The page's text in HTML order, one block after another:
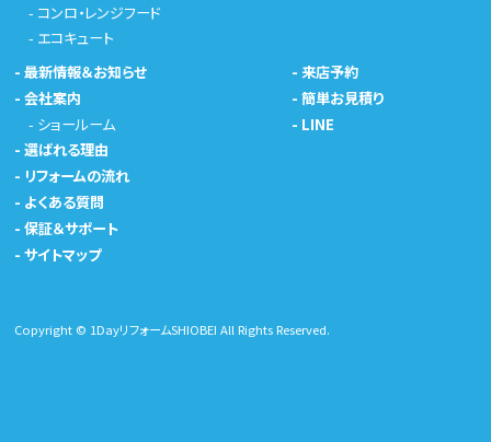
- コンロ・レンジフード
- エコキュート
-最新情報＆お知らせ
-会社案内
- ショールーム
-選ばれる理由
- リフォームの流れ
- よくある質問
-保証＆サポート
-サイトマップ
-来店予約
-簡単お見積り
- LINE
Copyright © 1DayリフォームSHIOBEI All Rights Reserved.